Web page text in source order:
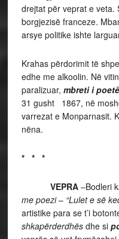
drejtat për veprat e veta.
borgjezisë franceze.
arsye politike ishte
Krahas përdorimit të
edhe me alkoolin. Në
paralizuar, mbreti i
31 gusht 1867, në
varrezat e Monparnasit.
nëna.
* * *
VEPRA –Bodleri
me poezi– “Lulet e së
artistike para se t’i
shkapërderdhësdhe si